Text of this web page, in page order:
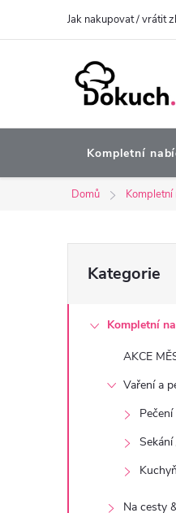
Jak nakupovat / vrátit
Kompletní
Domů
o
kategorie
Kategorie
Kompletní
AKCE
Vaření a
Pečení
Na cesty